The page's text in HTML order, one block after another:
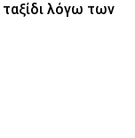
λόγω των